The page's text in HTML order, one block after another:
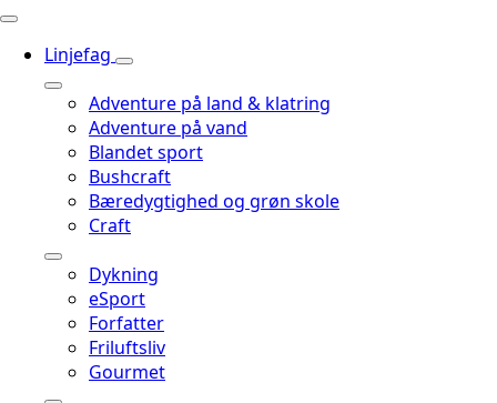
Linjefag
Adventure på land & klatring
Adventure på vand
Blandet sport
Bushcraft
Bæredygtighed og grøn skole
Craft
Dykning
eSport
Forfatter
Friluftsliv
Gourmet